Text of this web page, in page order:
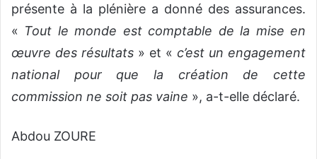
présente à la plénière a donné des assurances.
« Tout le monde est comptable de la mise en
œuvre des résultats » et « c’est un engagement
national pour que la création de cette
commission ne soit pas vaine », a-t-elle déclaré.
Abdou ZOURE